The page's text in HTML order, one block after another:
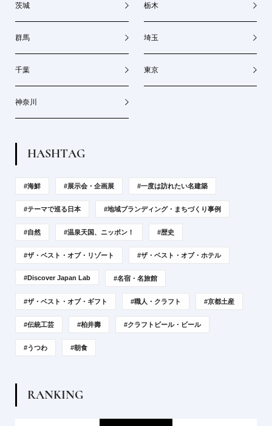
茨城 栃木
群馬 埼玉
千葉 東京
神奈川
HASHTAG
#海鮮 #展示会・企画展 #一度は訪れたい名建築
#テーマで巡る日本 #地域ブランディング・まちづくり事例
#自然 #温泉天国、ニッポン！ #歴史
#ザ・ベスト・オブ・リゾート #ザ・ベスト・オブ・ホテル
#Discover Japan Lab #名宿・名旅館
#ザ・ベスト・オブ・ギフト #職人・クラフト #京都土産
#伝統工芸 #柏井壽 #クラフトビール・ビール
#うつわ #朝食
RANKING